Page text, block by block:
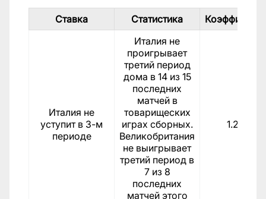
Ставка Статистика Коэффициент
Италия не
уступит в 3-м
периоде
Италия не
проигрывает
третий период
дома в 14 из 15
последних
матчей в
товарищеских
играх сборных.
Великобритания
не выигрывает
третий период в
7 из 8
последних
матчей этого
1.24